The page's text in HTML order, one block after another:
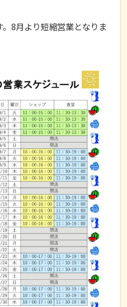
8月より短縮営業となりま